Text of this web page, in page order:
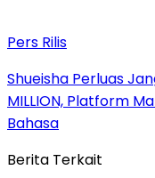
Pers Rilis
Shueisha Perluas
MILLION, Platform
Bahasa
Berita Terkait